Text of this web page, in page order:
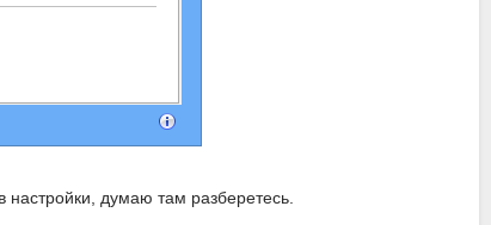
настройки, думаю там разберетесь.